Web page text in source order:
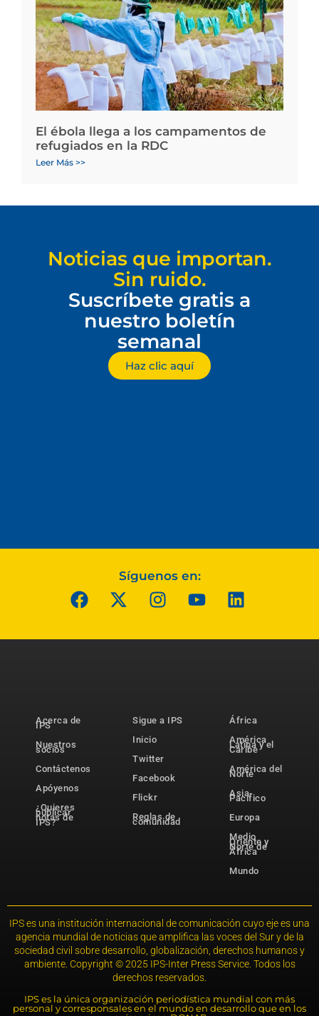
El ébola llega a los campamentos de
refugiados en la RDC
Leer Más >>
Noticias que importan.
Sin ruido.
Suscríbete gratis a
nuestro boletín
semanal
Haz clic aquí
Síguenos en:
Acerca de
IPS
Nuestros
socios
Contáctenos
Apóyenos
¿Quieres
publicar
notas de
IPS?
Sigue a IPS
Inicio
Twitter
Facebook
Flickr
Reglas de
comunidad
África
América
Latina y el
Caribe
América del
Norte
Asia-
Pacífico
Europa
Medio
Oriente y
Norte de
África
Mundo
IPS es una institución internacional de comunicación cuyo eje es una
agencia mundial de noticias que amplifica las voces del Sur y de la
sociedad civil sobre desarrollo, globalización, derechos humanos y
ambiente. Copyright © 2025 IPS-Inter Press Service. Todos los
derechos reservados.
IPS es la única organización periodística mundial con más
personal y corresponsales en el mundo en desarrollo que en los